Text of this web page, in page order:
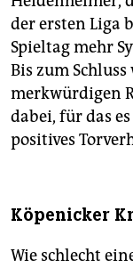
der ersten Liga
Spieltag mehr
Bis zum
merkwürdigen
dabei, für das
positives
Köpenicker
Wie schlecht